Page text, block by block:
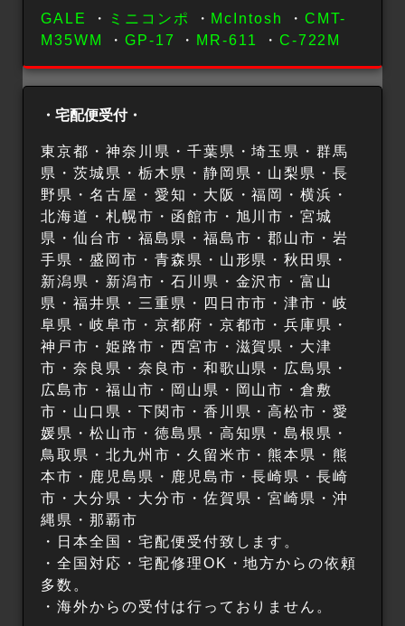
GALE ・ ミニコンポ ・ McIntosh ・ CMT-
M35WM
・ GP-17 ・ MR-611 ・ C-722M
・宅配便受付・
東京都・神奈川県・千葉県・埼玉県・群馬
県・茨城県・栃木県・静岡県・山梨県・長
野県・名古屋・愛知・大阪・福岡・横浜・
北海道・札幌市・函館市・旭川市・宮城
県・仙台市・福島県・福島市・郡山市・岩
手県・盛岡市・青森県・山形県・秋田県・
新潟県・新潟市・石川県・金沢市・富山
県・福井県・三重県・四日市市・津市・岐
阜県・岐阜市・京都府・京都市・兵庫県・
神戸市・姫路市・西宮市・滋賀県・大津
市・奈良県・奈良市・和歌山県・広島県・
広島市・福山市・岡山県・岡山市・倉敷
市・山口県・下関市・香川県・高松市・愛
媛県・松山市・徳島県・高知県・島根県・
鳥取県・北九州市・久留米市・熊本県・熊
本市・鹿児島県・鹿児島市・長崎県・長崎
市・大分県・大分市・佐賀県・宮崎県・沖
縄県・那覇市
・日本全国・宅配便受付致します。
・全国対応・宅配修理OK・地方からの依頼
多数。
・海外からの受付は行っておりません。